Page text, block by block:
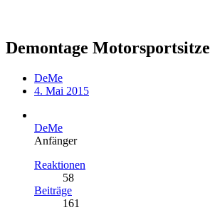
Demontage Motorsportsitze
DeMe
4. Mai 2015
DeMe
Anfänger
Reaktionen
58
Beiträge
161